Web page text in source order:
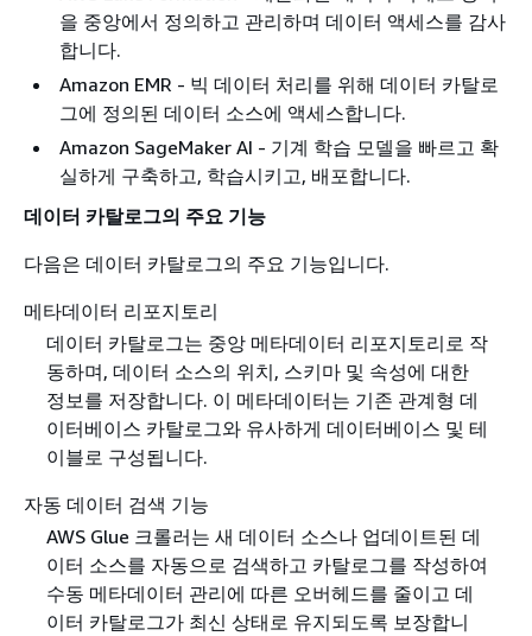
을 중앙에서 정의하고 관리하며 데이터 액세스를 감사
합니다.
Amazon EMR - 빅 데이터 처리를 위해 데이터 카탈로
그에 정의된 데이터 소스에 액세스합니다.
Amazon SageMaker AI - 기계 학습 모델을 빠르고 확
실하게 구축하고, 학습시키고, 배포합니다.
데이터 카탈로그의 주요 기능
다음은 데이터 카탈로그의 주요 기능입니다.
메타데이터 리포지토리
데이터 카탈로그는 중앙 메타데이터 리포지토리로 작
동하며, 데이터 소스의 위치, 스키마 및 속성에 대한
정보를 저장합니다. 이 메타데이터는 기존 관계형 데
이터베이스 카탈로그와 유사하게 데이터베이스 및 테
이블로 구성됩니다.
자동 데이터 검색 기능
AWS Glue 크롤러는 새 데이터 소스나 업데이트된 데
이터 소스를 자동으로 검색하고 카탈로그를 작성하여
수동 메타데이터 관리에 따른 오버헤드를 줄이고 데
이터 카탈로그가 최신 상태로 유지되도록 보장합니